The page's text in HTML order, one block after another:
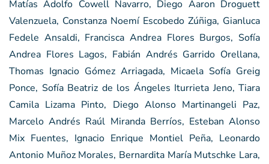
Matías Adolfo Cowell Navarro, Diego Aaron Droguett
Valenzuela, Constanza Noemí Escobedo Zúñiga, Gianluca
Fedele Ansaldi, Francisca Andrea Flores Burgos, Sofía
Andrea Flores Lagos, Fabián Andrés Garrido Orellana,
Thomas Ignacio Gómez Arriagada, Micaela Sofía Greig
Ponce, Sofía Beatriz de los Ángeles Iturrieta Jeno, Tiara
Camila Lizama Pinto, Diego Alonso Martinangeli Paz,
Marcelo Andrés Raúl Miranda Berríos, Esteban Alonso
Mix Fuentes, Ignacio Enrique Montiel Peña, Leonardo
Antonio Muñoz Morales, Bernardita María Mutschke Lara,